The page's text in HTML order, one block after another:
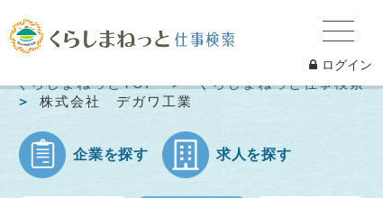
ログイン
くらしまねっとTOP
くらしまねっと仕事検索
株式会社 デガワ工業
企業を探す 求人を探す